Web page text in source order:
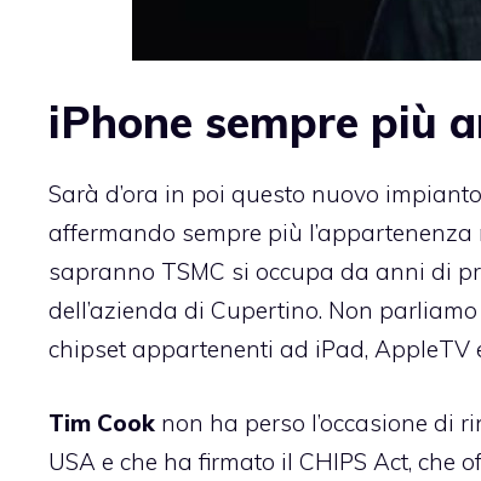
iPhone sempre più
Sarà d’ora in poi questo nuovo
affermando sempre più
sapranno TSMC si occupa da anni di
dell’azienda di Cupertino. Non
chipset appartenenti ad iPad, AppleTV
Tim Cook non ha perso l’occasione di
USA e che ha firmato il CHIPS Act,